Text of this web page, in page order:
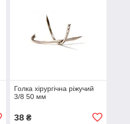
Голка хірургічна ріжучий
3/8 50 мм
38₴